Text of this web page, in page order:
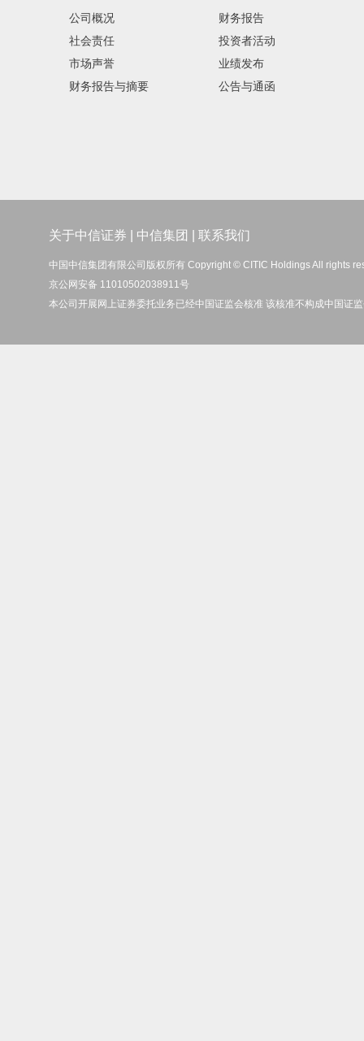
公司概况
社会责任
市场声誉
财务报告与摘要
财务报告
投资者活动
业绩发布
公告与通函
关于中信证券 中信集团 联系我们
中国中信集团有限公司版权所有 Copyright © CITIC Holdings All rights
京公网安备 11010502038911号
本公司开展网上证券委托业务已经中国证监会核准 该核准不构成中国证